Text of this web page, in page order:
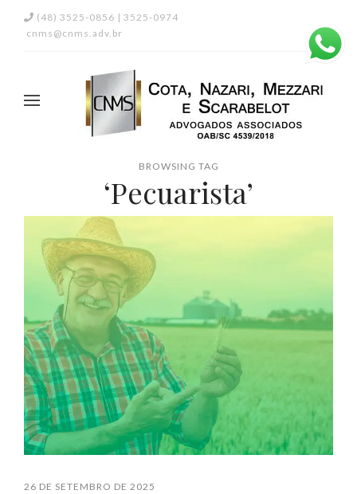
(48) 3525-0856 | 3525-0974
cnms@cnms.adv.br
BROWSING TAG
‘Pecuarista’
26 DE SETEMBRO DE 2025